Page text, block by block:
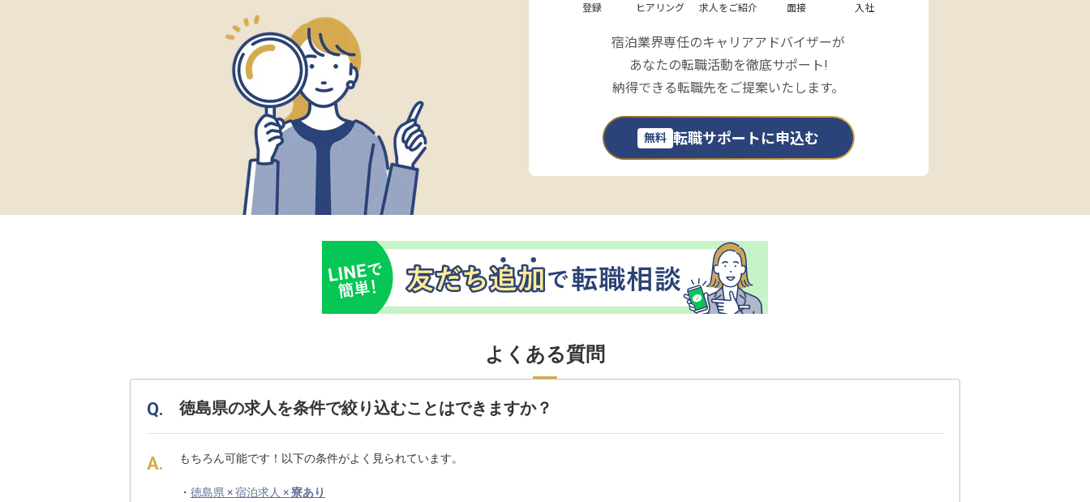
登録
ヒアリング
求人をご紹介
面接
入社
宿泊業界専任のキャリアアドバイザーが
あなたの転職活動を徹底サポート!
納得できる転職先をご提案いたします。
無料 転職サポートに申込む
よくある質問
徳島県の求人を条件で絞り込むことはできますか？
もちろん可能です！以下の条件がよく見られています。
・ 徳島県 × 宿泊求人 ×寮あり